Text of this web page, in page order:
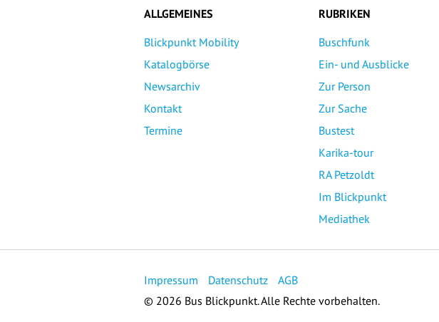
ALLGEMEINES
Blickpunkt Mobility
Katalogbörse
Newsarchiv
Kontakt
Termine
RUBRIKEN
Buschfunk
Ein- und Ausblicke
Zur Person
Zur Sache
Bustest
Karika-tour
RA Petzoldt
Im Blickpunkt
Mediathek
Impressum Datenschutz
AGB
© 2026 Bus Blickpunkt. Alle Rechte vorbehalten.